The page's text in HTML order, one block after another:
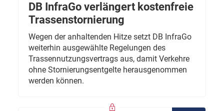
DB InfraGo verlängert kostenfreie
Trassenstornierung
Wegen der anhaltenden Hitze setzt DB InfraGo
weiterhin ausgewählte Regelungen des
Trassennutzungsvertrags aus, damit Verkehre
ohne Stornierungsentgelte herausgenommen
werden können.